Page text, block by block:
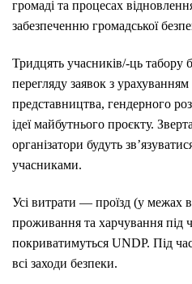
громаді та процесах
забезпеченню громадської
Тридцять учасників/-ць табору
перегляду заявок з
представництва, гендерного
ідеї майбутнього проєкту.
організатори будуть
учасниками.
Усі витрати — проїзд (у межах
проживання та харчування під
покриватимуться UNDP. Під
всі заходи безпеки.